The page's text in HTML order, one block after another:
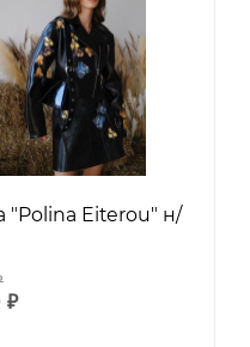
"Polina Eiterou" н/
₽